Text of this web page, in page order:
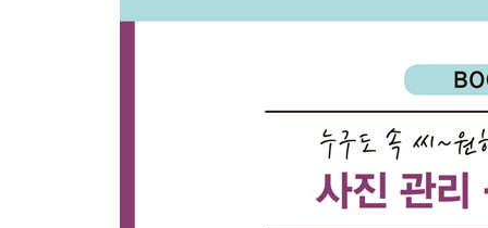
13. A컷을 골라내는 3가지 방법 - 별점, 깃발, 색
15. 스마트 컬렉션? 자동으로 사진앨범 만들기
16. 이것이 진짜 실무 키워딩! 키워드 입력하기
18. 저작권을 표시하는 IPTC 프리셋 만들기
19. 라이트룸에만 가져오면 사진 색이 이상해지는